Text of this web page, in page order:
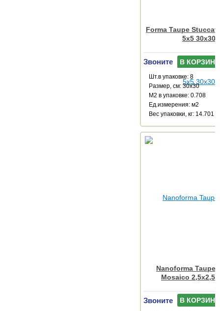
Forma Taupe
5x5 30x30
Звоните В КОРЗИНУ
Шт.в упаковке: 8
Размер, см: 30x30
М2 в упаковке: 0.708
Ед.измерения: м2
Веc упаковки, кг: 14.701
Nanoforma Taupe
Mosaico 2,5x2,5
Звоните В КОРЗИНУ